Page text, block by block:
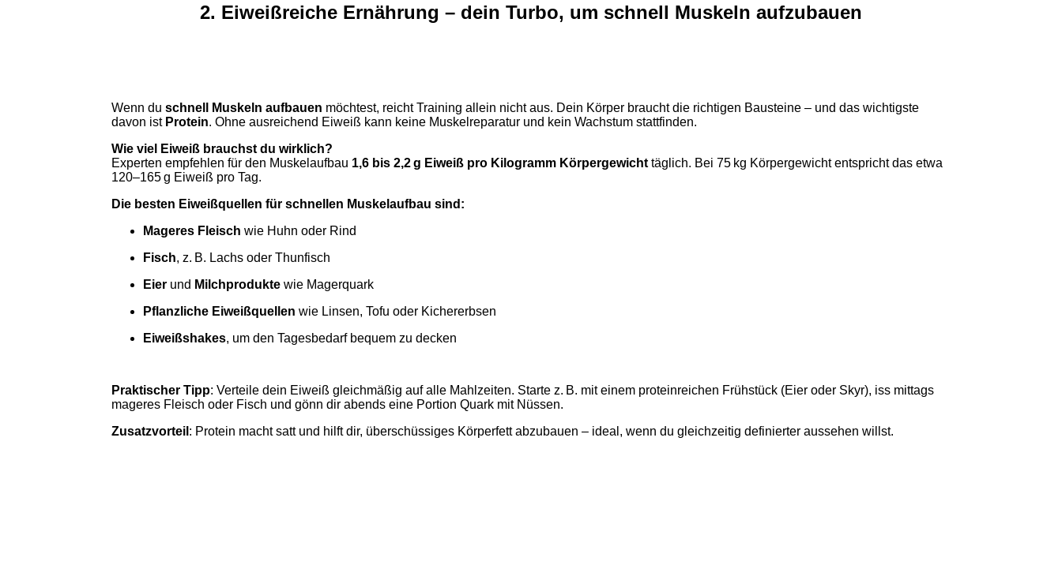
2. Eiweißreiche Ernährung – dein Turbo, um schnell Muskeln aufzubauen
Wenn du schnell Muskeln aufbauen möchtest, reicht Training allein nicht aus. Dein Körper braucht die richtigen Bausteine – und das wichtigste
davon ist Protein. Ohne ausreichend Eiweiß kann keine Muskelreparatur und kein Wachstum stattfinden.
Wie viel Eiweiß brauchst du wirklich?
Experten empfehlen für den Muskelaufbau 1,6 bis 2,2 g Eiweiß pro Kilogramm Körpergewichttäglich. Bei 75 kg Körpergewicht entspricht das etwa
120–165 g Eiweiß pro Tag.
Die besten Eiweißquellen für schnellen Muskelaufbau sind:
Mageres Fleisch wie Huhn oder Rind
Fisch, z. B. Lachs oder Thunfisch
Eierund Milchproduktewie Magerquark
Pflanzliche Eiweißquellen wie Linsen, Tofu oder Kichererbsen
Eiweißshakes, um den Tagesbedarf bequem zu decken
Praktischer Tipp: Verteile dein Eiweiß gleichmäßig auf alle Mahlzeiten. Starte z. B. mit einem proteinreichen Frühstück (Eier oder Skyr), iss mittags
mageres Fleisch oder Fisch und gönn dir abends eine Portion Quark mit Nüssen.
Zusatzvorteil : Protein macht satt und hilft dir, überschüssiges Körperfett abzubauen – ideal, wenn du gleichzeitig definierter aussehen willst.